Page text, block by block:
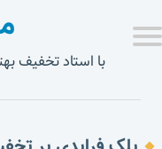
با استاد تخفیف